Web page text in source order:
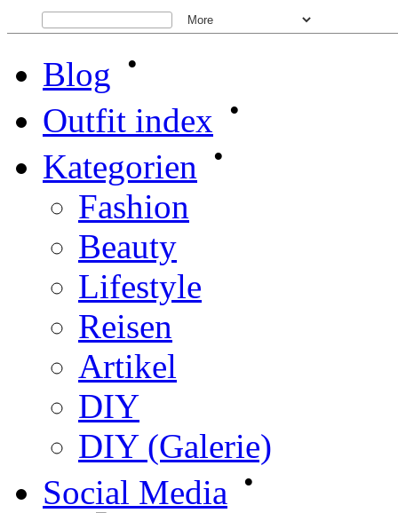
Blog •
Outfit index •
Kategorien •
Fashion
Beauty
Lifestyle
Reisen
Artikel
DIY
DIY (Galerie)
Social Media •